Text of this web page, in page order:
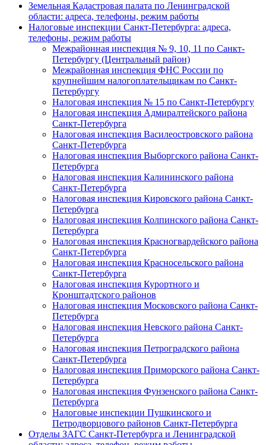
Земельная Кадастровая палата по Ленинградской
области: адреса, телефоны, режим работы
Налоговые инспекции Санкт-Петербурга: адреса,
телефоны, режим работы
Межрайонная инспекция № 9, 10, 11 по Санкт-
Петербургу (Центральный район)
Межрайонная инспекция ФНС России по
крупнейшим налогоплательщикам по Санкт-
Петербургу
Налоговая инспекция № 15 по Санкт-Петербургу
Налоговая инспекция Адмиралтейского района
Санкт-Петербурга
Налоговая инспекция Василеостровского района
Санкт-Петербурга
Налоговая инспекция Выборгского района Санкт-
Петербурга
Налоговая инспекция Калининского района
Санкт-Петербурга
Налоговая инспекция Кировского района Санкт-
Петербурга
Налоговая инспекция Колпинского района Санкт-
Петербурга
Налоговая инспекция Красногвардейского района
Санкт-Петербурга
Налоговая инспекция Красносельского района
Санкт-Петербурга
Налоговая инспекция Курортного и
Кронштадтского районов
Налоговая инспекция Московского района Санкт-
Петербурга
Налоговая инспекция Невского района Санкт-
Петербурга
Налоговая инспекция Петроградского района
Санкт-Петербурга
Налоговая инспекция Приморского района Санкт-
Петербурга
Налоговая инспекция Фунзенского района Санкт-
Петербурга
Налоговые инспекции Пушкинского и
Петродворцового районов Санкт-Петербурга
Отделы ЗАГС Санкт-Петербурга и Ленинградской